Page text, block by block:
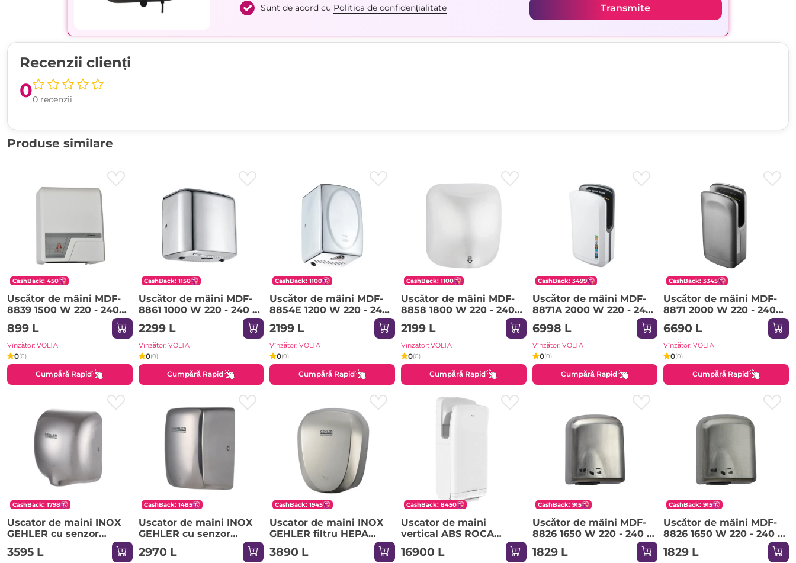
Sunt de acord cu Politica de confidențialitate Transmite
Recenzii clienți
00 recenzii
Produse similare
CashBack: 450
Uscător de mâini MDF-
8839 1500 W 220 - 240 V
ROCO
899 L
Vînzător: VOLTA
0(0)
Cumpără Rapid
CashBack: 1150
Uscător de mâini MDF-
8861 1000 W 220 - 240 V
ROCO
2299 L
Vînzător: VOLTA
0(0)
Cumpără Rapid
CashBack: 1100
Uscător de mâini MDF-
8854E 1200 W 220 - 240
V ROCO
2199 L
Vînzător: VOLTA
0(0)
Cumpără Rapid
CashBack: 1100
Uscător de mâini MDF-
8858 1800 W 220 - 240
V ROCO
2199 L
Vînzător: VOLTA
0(0)
Cumpără Rapid
CashBack: 3499
Uscător de mâini MDF-
8871A 2000 W 220 - 240
V ROCO
6998 L
Vînzător: VOLTA
0(0)
Cumpără Rapid
CashBack: 3345
Uscător de mâini MDF-
8871 2000 W 220 - 240
V ROCO
6690 L
Vînzător: VOLTA
0(0)
Cumpără Rapid
CashBack: 1798
Uscator de maini INOX
GEHLER cu senzor
infrarosu AK2801
3595 L
CashBack: 1485
Uscator de maini INOX
GEHLER cu senzor
infrarosu AK2803B
2970 L
CashBack: 1945
Uscator de maini INOX
GEHLER filtru HEPA
senzor infrarosu AK2901
3890 L
CashBack: 8450
Uscator de maini
vertical ABS ROCA
senzor infrarosu
A817419001
16900 L
CashBack: 915
Uscător de mâini MDF-
8826 1650 W 220 - 240 V
ROCO
1829 L
CashBack: 915
Uscător de mâini MDF-
8826 1650 W 220 - 240 V
ROCO
1829 L